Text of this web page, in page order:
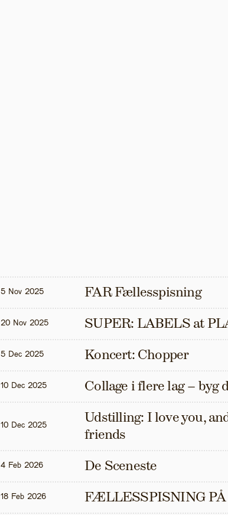
5 Nov 2025
FAR Fællesspisning
20 Nov 2025 SUPER: LABELS at
5 Dec 2025 Koncert: Chopper
10 Dec 2025 Collage i flere lag – byg
10 Dec 2025
Udstilling: I love you,
friends
4 Feb 2026 De Sceneste
18 Feb 2026 FÆLLESSPISNING PÅ